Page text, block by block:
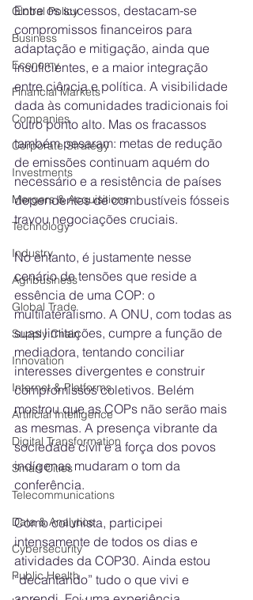
Global Policy
Business
Economy
Financial Markets
Companies
Corporate Strategy
Investments
Mergers & Acquisitions
Technology
Industry
Agribusiness
Global Trade
Supply Chain
Innovation
Internet & Platforms
Artificial Intelligence
Digital Transformation
Smart Cities
Telecommunications
Data & Analytics
Cybersecurity
Public Health
Entre os sucessos, destacam-se
compromissos financeiros para
adaptação e mitigação, ainda que
insuficientes, e a maior integração
entre ciência e política. A visibilidade
dada às comunidades tradicionais foi
outro ponto alto. Mas os fracassos
também pesaram: metas de redução
de emissões continuam aquém do
necessário e a resistência de países
dependentes de combustíveis fósseis
travou negociações cruciais.
No entanto, é justamente nesse
cenário de tensões que reside a
essência de uma COP: o
multilateralismo. A ONU, com todas as
suas limitações, cumpre a função de
mediadora, tentando conciliar
interesses divergentes e construir
compromissos coletivos. Belém
mostrou que as COPs não serão mais
as mesmas. A presença vibrante da
sociedade civil e a força dos povos
indígenas mudaram o tom da
conferência.
Como colunista, participei
intensamente de todos os dias e
atividades da COP30. Ainda estou
“decantando” tudo o que vivi e